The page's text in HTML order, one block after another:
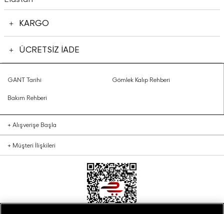
KARGO
ÜCRETSİZ İADE
GANT Tarihi Gömlek Kalıp Rehberi
Bakım Rehberi
+ Alışverişe Başla
+ Müşteri İlişkileri